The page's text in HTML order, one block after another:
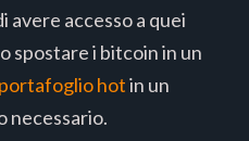
avere accesso a quei
spostare i bitcoin in un
portafoglio hotin un
necessario.